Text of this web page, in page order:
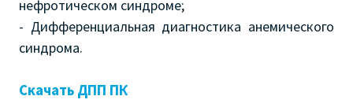
нефротическом синдроме;
- Дифференциальная диагностика анемического
синдрома.
Скачать ДПП ПК